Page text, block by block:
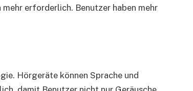
erforderlich. Benutzer haben mehr
Hörgeräte können Sprache und